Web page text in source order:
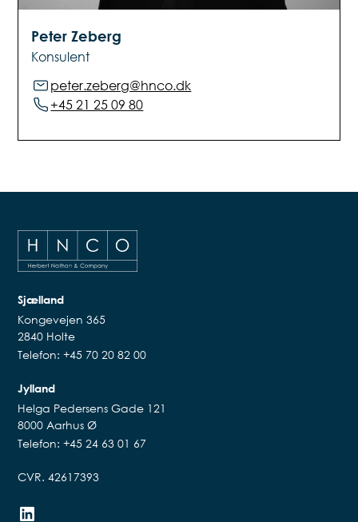
Peter Zeberg
Konsulent
peter.zeberg@hnco.dk
+45 21 25 09 80
Sjælland
Kongevejen 365
2840 Holte
Telefon: +45 70 20 82 00
Jylland
Helga Pedersens Gade 121
8000 Aarhus Ø
Telefon: +45 24 63 01 67
CVR. 42617393